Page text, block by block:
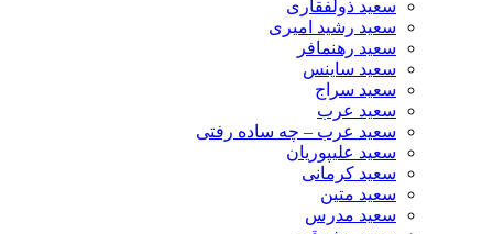
سعید ذولفقاری
سعید رشید امیری
سعید رهنمافر
سعید ساینس
سعید سراج
سعید عرب
سعید عرب – چه ساده رفتی
سعید علیپوریان
سعید کرمانی
سعید متین
سعید مدرس